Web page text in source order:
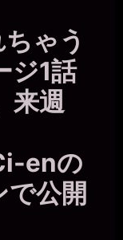
ゃう
ジ1話
来週
enの
公開